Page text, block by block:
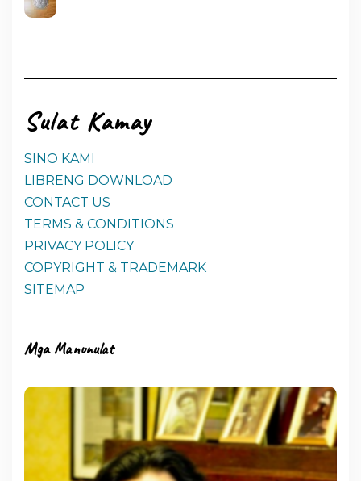
Sulat Kamay
SINO KAMI
LIBRENG DOWNLOAD
CONTACT US
TERMS & CONDITIONS
PRIVACY POLICY
COPYRIGHT & TRADEMARK
SITEMAP
Mga Manunulat